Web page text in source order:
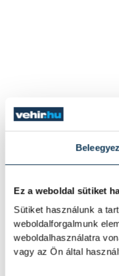
Ez a weboldal sütiket
Sütiket használunk a
weboldalforgalmunk
weboldalhasználatra
vagy az Ön által